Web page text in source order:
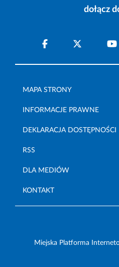
dołącz
MAPA STRONY
INFORMACJE PRAWNE
DEKLARACJA DOSTĘPNOŚCI
RSS
DLA MEDIÓW
KONTAKT
Miejska Platforma